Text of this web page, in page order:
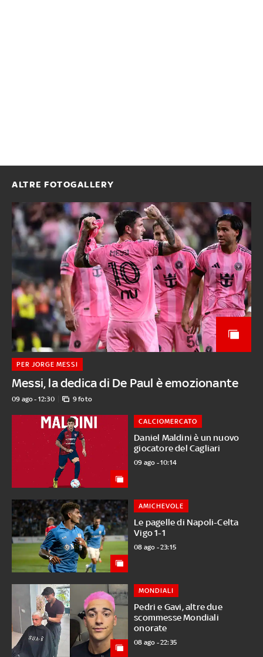
ALTRE FOTOGALLERY
Messi, la dedica di De Paul è emozionante
PER JORGE MESSI
09 ago - 12:30 9 foto
Daniel Maldini è un nuovo
giocatore del Cagliari
CALCIOMERCATO
09 ago - 10:14
Le pagelle di Napoli-Celta
Vigo 1-1
AMICHEVOLE
08 ago - 23:15
Pedri e Gavi, altre due
scommesse Mondiali
onorate
MONDIALI
08 ago - 22:35